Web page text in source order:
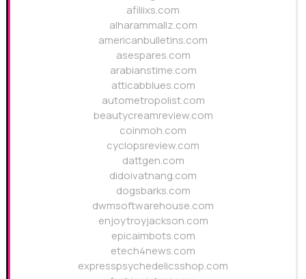
afiliixs.com
alharammallz.com
americanbulletins.com
asespares.com
arabianstime.com
atticabblues.com
autometropolist.com
beautycreamreview.com
coinmoh.com
cyclopsreview.com
dattgen.com
didoivatnang.com
dogsbarks.com
dwmsoftwarehouse.com
enjoytroyjackson.com
epicaimbots.com
etech4news.com
expresspsychedelicsshop.com